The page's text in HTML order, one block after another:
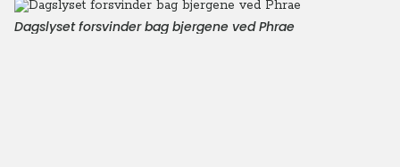
Dagslyset forsvinder bag bjergene ved Phrae